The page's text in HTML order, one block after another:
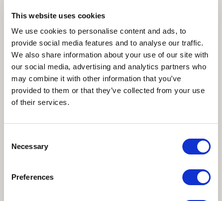
This website uses cookies
We use cookies to personalise content and ads, to
provide social media features and to analyse our traffic.
We also share information about your use of our site with
our social media, advertising and analytics partners who
may combine it with other information that you’ve
provided to them or that they’ve collected from your use
of their services.
Selection
Necessary
Preferences
PG 09 - Computo metrico estimativo -
Sistema di drenaggio
443.43 KB
PG 10 - Computo metrico estimativo -
Opere provvisionali
811.2 KB
PG 10 - Computo metrico - Ponteggi per
diagnostica
PG 11 - Quadro economico - Cantiere
306.8 KB
PG 12 - Ipotesi di scavo - Cantiere pilota 1.25 MB